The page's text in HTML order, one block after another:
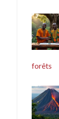
forêts